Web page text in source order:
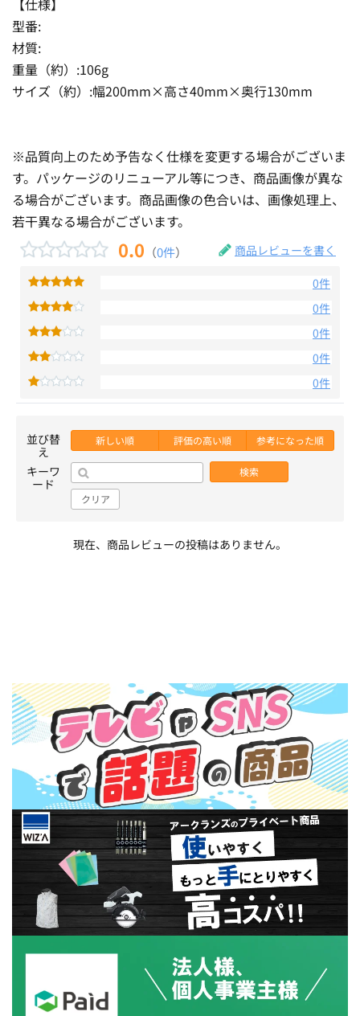
【仕様】
型番:
材質:
重量（約）:106g
サイズ（約）:幅200mm×高さ40mm×奥行130mm
※品質向上のため予告なく仕様を変更する場合がございま
す。パッケージのリニューアル等につき、商品画像が異な
る場合がございます。商品画像の色合いは、画像処理上、
若干異なる場合がございます。
0.0 （0件） 商品レビューを書く
0件
0件
0件
0件
0件
並び替
え
新しい順 評価の高い順 参考になった順
キーワ
ード
検索
クリア
現在、商品レビューの投稿はありません。